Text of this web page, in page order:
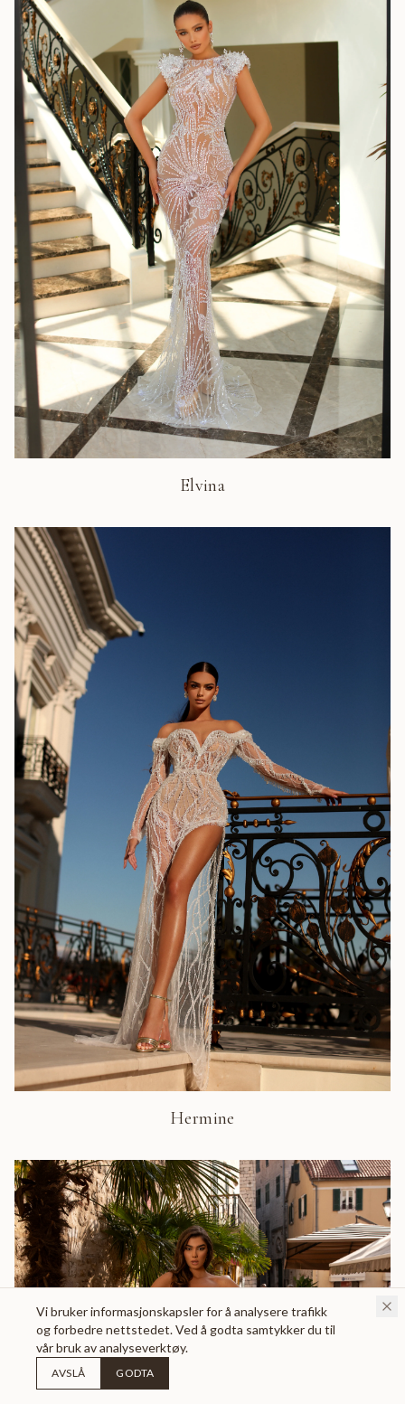
Vi bruker informasjonskapsler for å analysere trafikk
og forbedre nettstedet. Ved å godta samtykker du til
vår bruk av analyseverktøy.
AVSLÅ GODTA
Elvina
Hermine